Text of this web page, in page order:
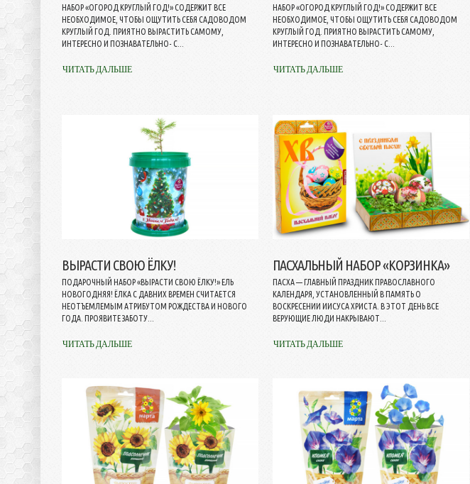
НАБОР «ОГОРОД КРУГЛЫЙ ГОД!» СОДЕРЖИТ ВСЕ
НЕОБХОДИМОЕ, ЧТОБЫ ОЩУТИТЬ СЕБЯ САДОВОДОМ
КРУГЛЫЙ ГОД. ПРИЯТНО ВЫРАСТИТЬ САМОМУ,
ИНТЕРЕСНО И ПОЗНАВАТЕЛЬНО- С...
ЧИТАТЬ ДАЛЬШЕ
НАБОР «ОГОРОД КРУГЛЫЙ ГОД!» СОДЕРЖИТ ВСЕ
НЕОБХОДИМОЕ, ЧТОБЫ ОЩУТИТЬ СЕБЯ САДОВОДОМ
КРУГЛЫЙ ГОД. ПРИЯТНО ВЫРАСТИТЬ САМОМУ,
ИНТЕРЕСНО И ПОЗНАВАТЕЛЬНО- С...
ЧИТАТЬ ДАЛЬШЕ
ВЫРАСТИ СВОЮ ЁЛКУ!
ПОДАРОЧНЫЙ НАБОР «ВЫРАСТИ СВОЮ ЁЛКУ!» ЕЛЬ
НОВОГОДНЯЯ! ЁЛКА С ДАВНИХ ВРЕМЕН СЧИТАЕТСЯ
НЕОТЪЕМЛЕМЫМ АТРИБУТОМ РОЖДЕСТВА И НОВОГО
ГОДА. ПРОЯВИТЕ ЗАБОТУ...
ЧИТАТЬ ДАЛЬШЕ
ПАСХАЛЬНЫЙ НАБОР «КОРЗИНКА»
ПАСХА — ГЛАВНЫЙ ПРАЗДНИК ПРАВОСЛАВНОГО
КАЛЕНДАРЯ, УСТАНОВЛЕННЫЙ В ПАМЯТЬ О
ВОСКРЕСЕНИИ ИИСУСА ХРИСТА. В ЭТОТ ДЕНЬ ВСЕ
ВЕРУЮЩИЕ ЛЮДИ НАКРЫВАЮТ...
ЧИТАТЬ ДАЛЬШЕ